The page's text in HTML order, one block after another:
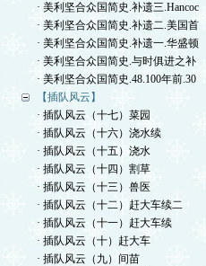
· 美利坚合众国简史.补遗三.Hancoc
· 美利坚合众国简史.补遗二.美国首
· 美利坚合众国简史.补遗一.华盛顿
· 美利坚合众国简史.与时俱进之补
· 美利坚合众国简史.48.100年前.30
【插队风云】
· 插队风云（十七）菜园
· 插队风云（十六）浇水续
· 插队风云（十五）浇水
· 插队风云（十四）割草
· 插队风云（十三）兽医
· 插队风云（十二）赶大车续二
· 插队风云（十一）赶大车续
· 插队风云（十）赶大车
· 插队风云（九）间苗